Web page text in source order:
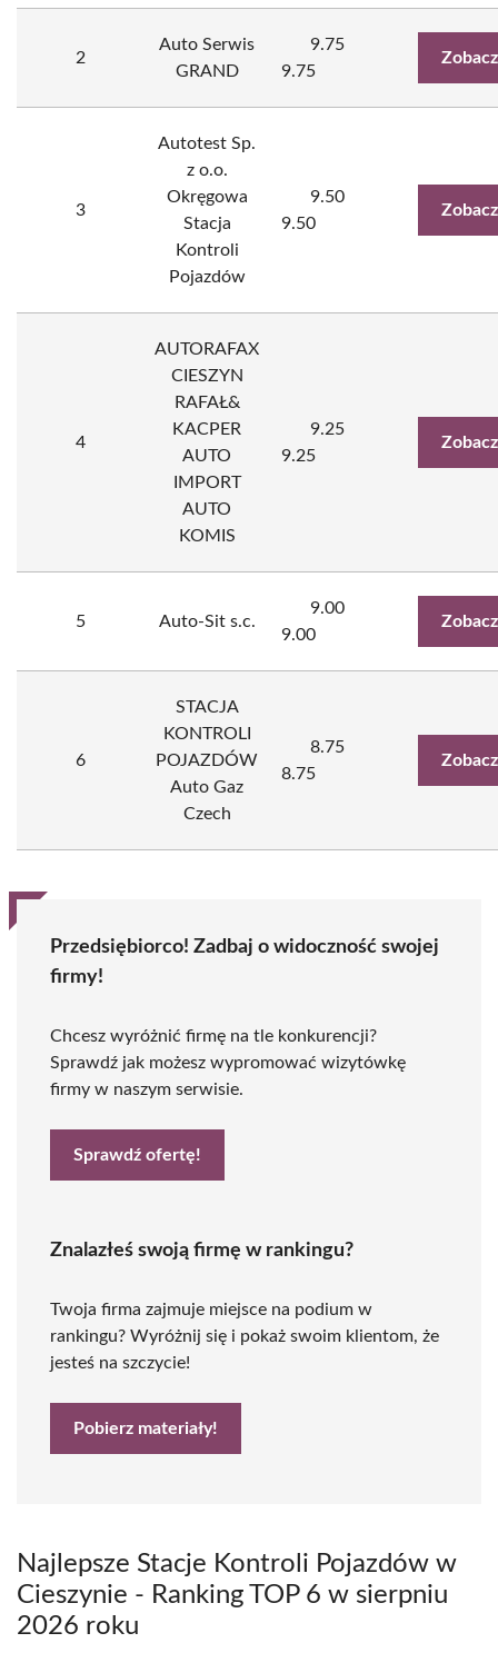
2
Auto Serwis
GRAND
9.75
9.75
3
Autotest Sp.
z o.o.
Okręgowa
Stacja
Kontroli
Pojazdów
9.50
9.50
4
AUTORAFAX
CIESZYN
RAFAŁ&
KACPER
AUTO
IMPORT
AUTO
KOMIS
9.25
9.25
5 Auto-Sit s.c.
9.00
9.00
6
STACJA
KONTROLI
POJAZDÓW
Auto Gaz
Czech
8.75
8.75
Przedsiębiorco! Zadbaj o widoczność swojej
firmy!
Chcesz wyróżnić firmę na tle konkurencji?
Sprawdź jak możesz wypromować wizytówkę
firmy w naszym serwisie.
Sprawdź ofertę!
Znalazłeś swoją firmę w rankingu?
Twoja firma zajmuje miejsce na podium w
rankingu? Wyróżnij się i pokaż swoim klientom, że
jesteś na szczycie!
Pobierz materiały!
Najlepsze Stacje Kontroli Pojazdów w
Cieszynie - Ranking TOP 6 w sierpniu
2026 roku